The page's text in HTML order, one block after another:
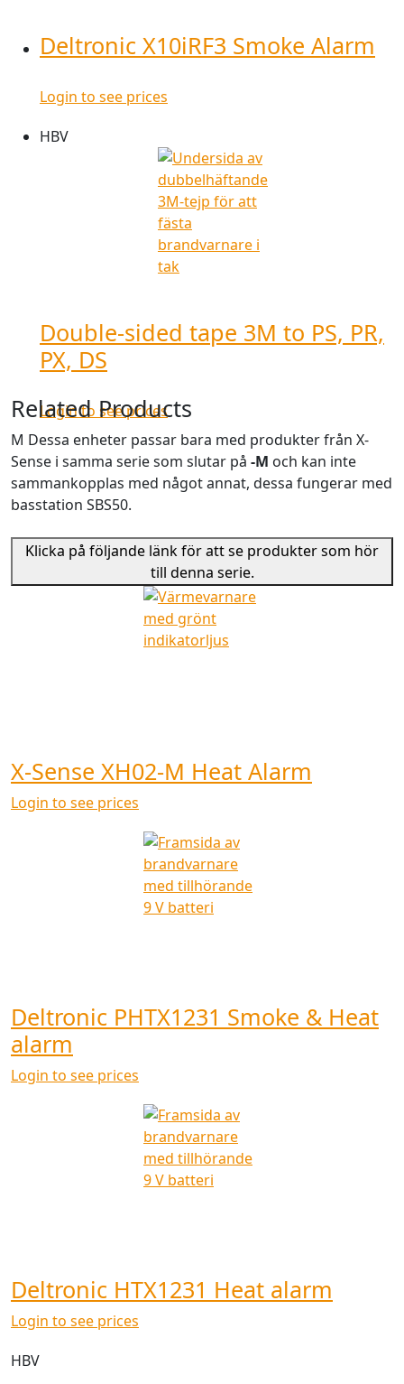
Deltronic X10iRF3 Smoke Alarm
Login to see prices
HBV
Double-sided tape 3M to PS, PR,
PX, DS
Login to see prices
Related Products
M Dessa enheter passar bara med produkter från X-
Sense i samma serie som slutar på -M och kan inte
sammankopplas med något annat, dessa fungerar med
basstation SBS50.
Klicka på följande länk för att se produkter som hör
till denna serie.
X-Sense XH02-M Heat Alarm
Login to see prices
Deltronic PHTX1231 Smoke & Heat
alarm
Login to see prices
Deltronic HTX1231 Heat alarm
Login to see prices
HBV